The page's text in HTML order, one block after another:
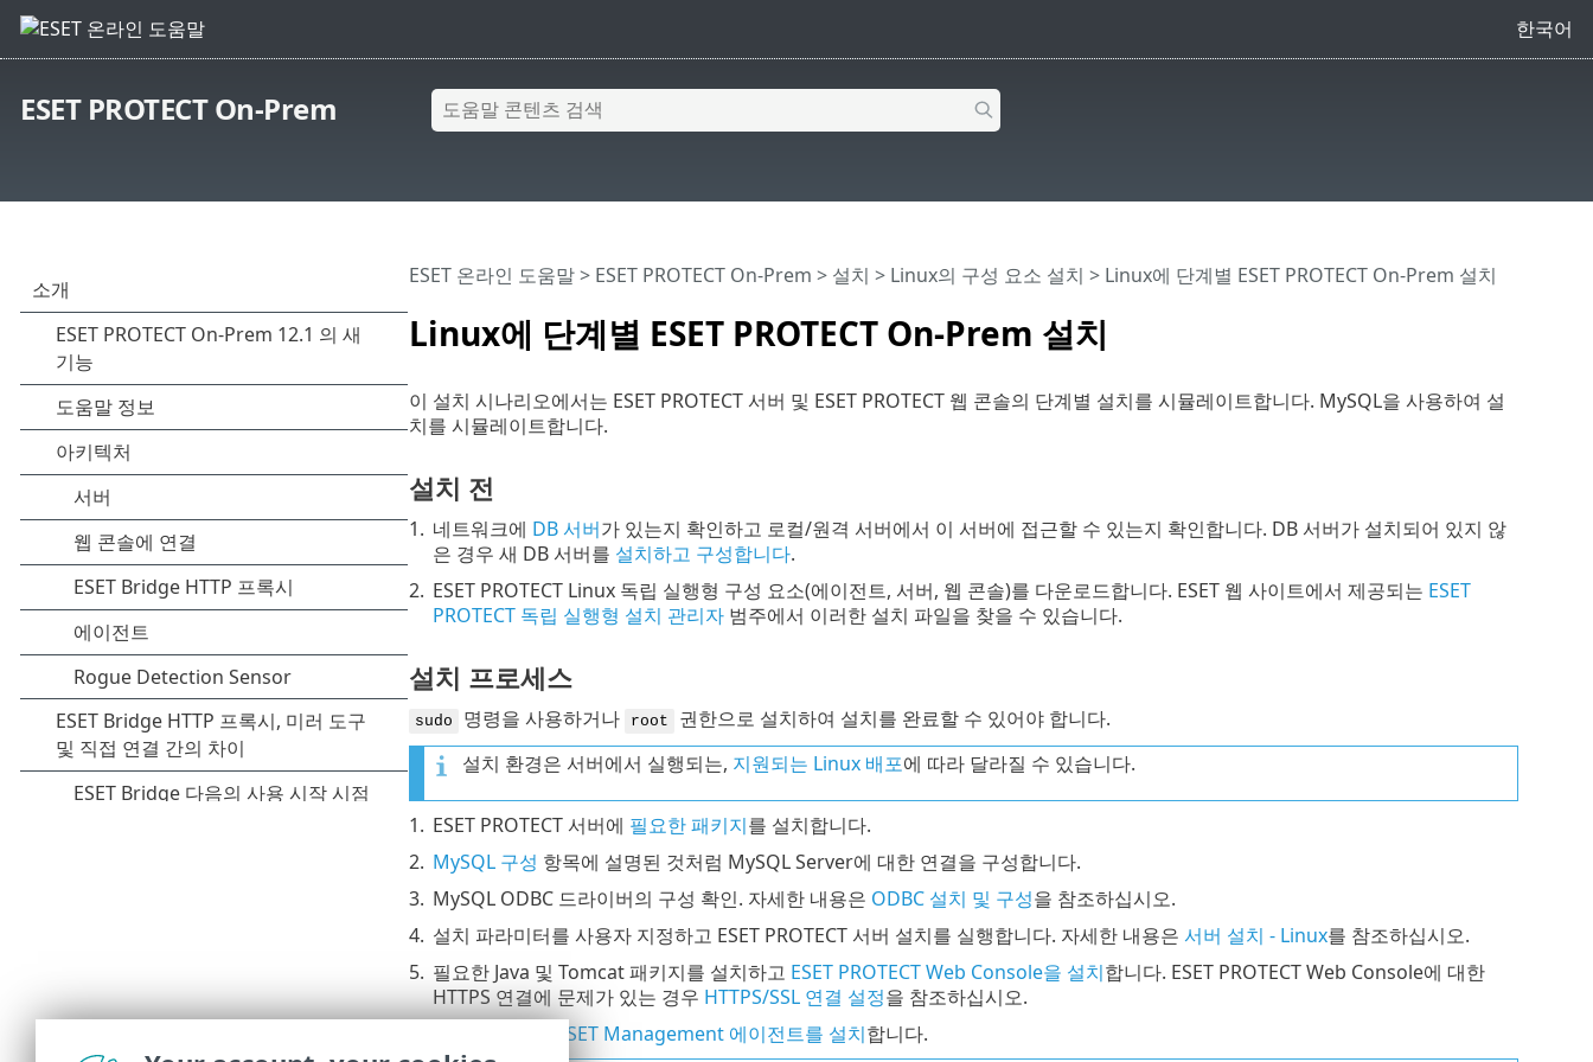
한국어
ESET PROTECT On-Prem
Linux에 단계별 ESET PROTECT On-Prem 설치
ESET 온라인 도움말> ESET PROTECT On-Prem > 설치 > Linux의 구성 요소 설치 > Linux에 단계별 ESET PROTECT On-Prem 설치
이 설치 시나리오에서는 ESET PROTECT 서버 및 ESET PROTECT 웹 콘솔의 단계별 설치를 시뮬레이트합니다. MySQL을 사용하여 설
치를 시뮬레이트합니다.
설치 전
1. 네트워크에 DB 서버가 있는지 확인하고 로컬/원격 서버에서 이 서버에 접근할 수 있는지 확인합니다. DB 서버가 설치되어 있지 않
은 경우 새 DB 서버를 설치하고 구성합니다.
2. ESET PROTECT Linux 독립 실행형 구성 요소(에이전트, 서버, 웹 콘솔)를 다운로드합니다. ESET 웹 사이트에서 제공되는 ESET
PROTECT 독립 실행형 설치 관리자범주에서 이러한 설치 파일을 찾을 수 있습니다.
설치 프로세스
sudo 명령을 사용하거나 root
권한으로 설치하여 설치를 완료할 수 있어야 합니다.
설치 환경은 서버에서 실행되는, 지원되는 Linux 배포에 따라 달라질 수 있습니다.
1. ESET PROTECT 서버에 필요한 패키지를 설치합니다.
2. MySQL 구성 항목에 설명된 것처럼 MySQL Server에 대한 연결을 구성합니다.
3. MySQL ODBC 드라이버의 구성 확인. 자세한 내용은 ODBC 설치 및 구성을 참조하십시오.
4. 설치 파라미터를 사용자 지정하고 ESET PROTECT 서버 설치를 실행합니다. 자세한 내용은 서버 설치 - Linux를 참조하십시오.
5. 필요한 Java 및 Tomcat 패키지를 설치하고 ESET PROTECT Web Console을 설치합니다. ESET PROTECT Web Console에 대한
HTTPS 연결에 문제가 있는 경우 HTTPS/SSL 연결 설정을 참조하십시오.
ESET Management 에이전트를 설치합니다.